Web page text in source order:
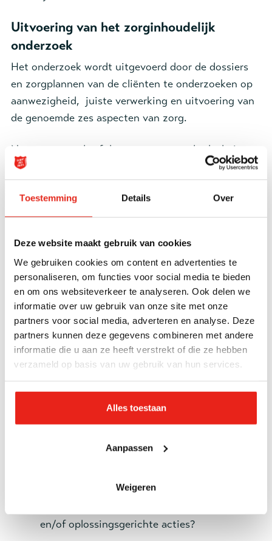
Toestemming Details Over
Deze website maakt gebruik van cookies
We gebruiken cookies om content en advertenties te
personaliseren, om functies voor social media te bieden
en om ons websiteverkeer te analyseren. Ook delen we
informatie over uw gebruik van onze site met onze
partners voor social media, adverteren en analyse. Deze
partners kunnen deze gegevens combineren met andere
informatie die u aan ze heeft verstrekt of die ze hebben
verzameld op basis van uw gebruik van hun services.
Alles toestaan
Aanpassen
Weigeren
Uitvoering van het zorginhoudelijk
onderzoek
Het onderzoek wordt uitgevoerd door de dossiers
en zorgplannen van de cliënten te onderzoeken op
aanwezigheid, juiste verwerking en uitvoering van
de genoemde zes aspecten van zorg.
Nagegaan wordt of deze aspecten onderdeel uit
maken van de anamnese/risico-inventarisatie, de
zorgplanning hiervan in het zorgplan, de uitvoering
en de evaluatie in het zorgplan volgens de
afspraken (PDCA cyclus).
Onderzoeksvragen per cliënt
Maken alle zes bovengenoemde aspecten
onderdeel uit van de anamnese en/of risico-
inventarisatie en analyse bij de start van de
zorg?
Zijn de geïnventariseerde problemen
besproken met de cliënten en eventueel met
familie en is in de rapportage duidelijk te
vinden wat zij willen?
aspecten een zorgprobleem en/of risico
cliënt onderdeel geworden van het zorgplan?
en/of oplossingsgerichte acties?